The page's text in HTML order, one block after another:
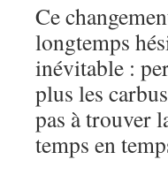
Ce
longtemps
inévitable :
plus les
pas à trouver
temps en